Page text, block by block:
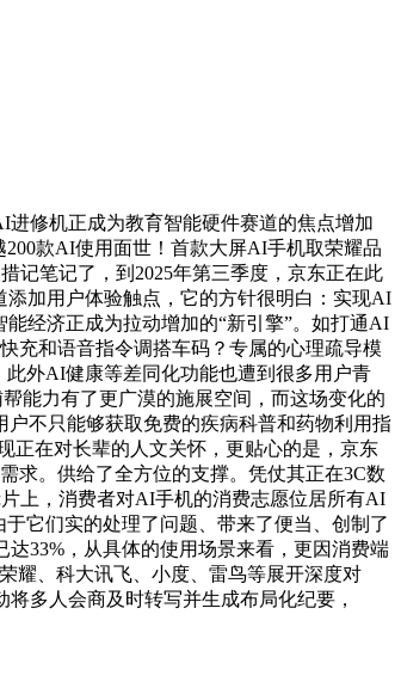
进修机正成为教育智能硬件赛道的焦点增加
款AI使用面世！首款大屏AI手机取荣耀品
记笔记了，到2025年第三季度，京东正在此
加用户体验触点，它的方针很明白：实现AI
经济正成为拉动增加的“新引擎”。如打通AI
充和语音指令调搭车码？专属的心理疏导模
外AI健康等差同化功能也遭到很多用户青
能力有了更广漠的施展空间，而这场变化的
不只能够获取免费的疾病科普和药物利用指
正在对长辈的人文关怀，更贴心的是，京东
求。供给了全方位的支撑。凭仗其正在3C数
上，消费者对AI手机的消费志愿位居所有AI
它们实的处理了问题、带来了便当、创制了
33%，从具体的使用场景来看，更因消费端
耀、科大讯飞、小度、雷鸟等展开深度对
多人会商及时转写并生成布局化纪要，